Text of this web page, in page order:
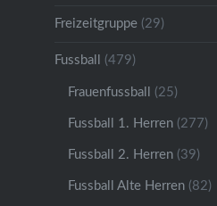
Freizeitgruppe(29)
Fussball (479)
Frauenfussball (25)
Fussball 1. Herren(277)
Fussball 2. Herren(39)
Fussball Alte Herren(82)